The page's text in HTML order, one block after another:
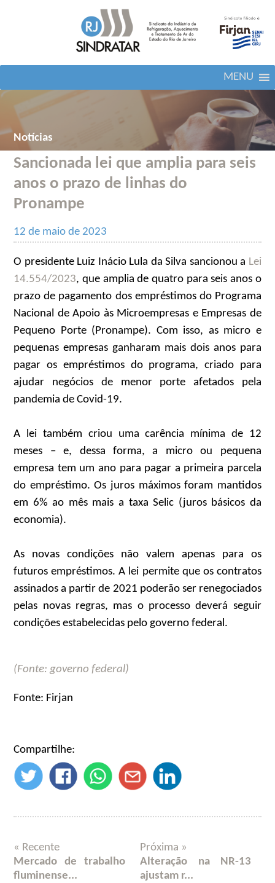
MENU
Notícias
Sancionada lei que amplia para seis
anos o prazo de linhas do
Pronampe
12 de maio de 2023
O presidente Luiz Inácio Lula da Silva sancionou a Lei
14.554/2023, que amplia de quatro para seis anos o
prazo de pagamento dos empréstimos do Programa
Nacional de Apoio às Microempresas e Empresas de
Pequeno Porte (Pronampe). Com isso, as micro e
pequenas empresas ganharam mais dois anos para
pagar os empréstimos do programa, criado para
ajudar negócios de menor porte afetados pela
pandemia de Covid-19.
A lei também criou uma carência mínima de 12
meses – e, dessa forma, a micro ou pequena
empresa tem um ano para pagar a primeira parcela
do empréstimo. Os juros máximos foram mantidos
em 6% ao mês mais a taxa Selic (juros básicos da
economia).
As novas condições não valem apenas para os
futuros empréstimos. A lei permite que os contratos
assinados a partir de 2021 poderão ser renegociados
pelas novas regras, mas o processo deverá seguir
condições estabelecidas pelo governo federal.
(Fonte: governo federal)
Fonte: Firjan
Compartilhe:
« Recente
Mercado de trabalho
fluminense...
Próxima »
Alteração na NR-13
ajustam r...